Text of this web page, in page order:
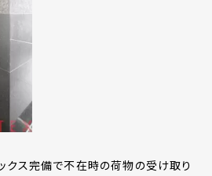
クス完備で不在時の荷物の受け取り